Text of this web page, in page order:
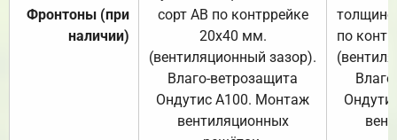
Фронтоны (при
наличии)
сорт АВ по контррейке
20х40 мм.
(вентиляционный зазор).
Влаго-ветрозащита
Ондутис А100. Монтаж
вентиляционных
по